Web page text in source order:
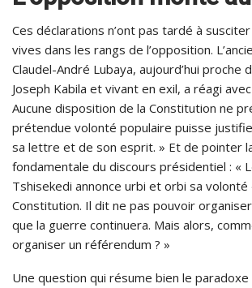
Ces déclarations n’ont pas tardé à
vives dans les rangs de l’opposition.
Claudel-André Lubaya, aujourd’hui proche
Joseph Kabila et vivant en exil, a réagi
Aucune disposition de la Constitution ne
prétendue volonté populaire puisse
sa lettre et de son esprit. » Et de pointer
fondamentale du discours présidentiel : «
Tshisekedi annonce urbi et orbi sa volonté
Constitution. Il dit ne pas pouvoir
que la guerre continuera. Mais alors,
organiser un référendum ? »
Une question qui résume bien le paradoxe